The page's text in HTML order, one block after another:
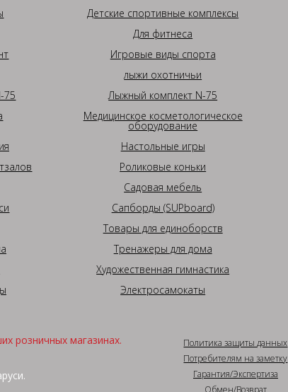
Детские спортивные комплексы
Для фитнеса
Игровые виды спорта
лыжи охотничьи
75
Лыжный комплект N-75
Медицинское косметологическое
оборудование
Настольные игры
Роликовые коньки
Садовая мебель
Сапборды (SUPboard)
Товары для единоборств
Тренажеры для дома
Художественная гимнастика
Электросамокаты
розничных магазинах.
Политика защиты данных
Потребителям на заметку
Гарантия/Экспертиза
Обмен/Возврат